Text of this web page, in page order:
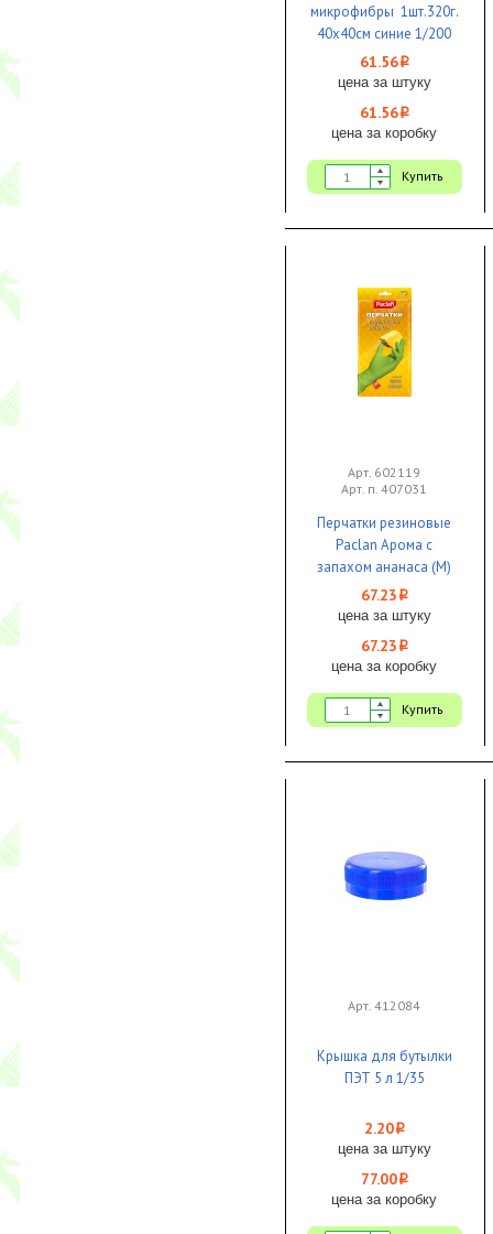
микрофибры 1шт.320г.
40х40см синие 1/200
61.56i
цена за штуку
61.56i
цена за коробку
Купить
Арт. 602119
Арт. п. 407031
Перчатки резиновые
Paclan Арома с
запахом ананаса (M)
зелёные 1/5/50
67.23 i
цена за штуку
67.23 i
цена за коробку
Купить
Арт. 412084
Крышка для бутылки
ПЭТ 5 л 1/35
2.20i
цена за штуку
77.00i
цена за коробку